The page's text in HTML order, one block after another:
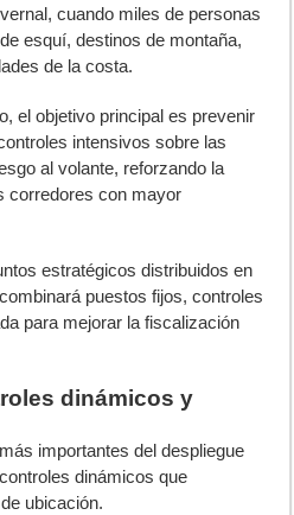
cuando miles de personas
esquí, destinos de montaña,
de la costa.
el objetivo principal es prevenir
intensivos sobre las
al volante, reforzando la
corredores con mayor
estratégicos distribuidos en
puestos fijos, controles
para mejorar la fiscalización
dinámicos y
importantes del despliegue
dinámicos que
ubicación.